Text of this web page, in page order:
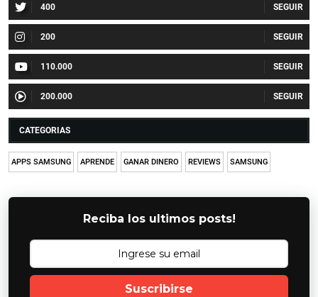
400
200
110.000
200.000
CATEGORIAS
APPS SAMSUNG APRENDE GANAR DINERO REVIEWS SAMSUNG
Reciba los ultimos posts!
Suscribirse